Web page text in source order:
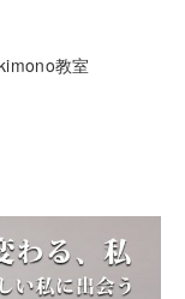
教室